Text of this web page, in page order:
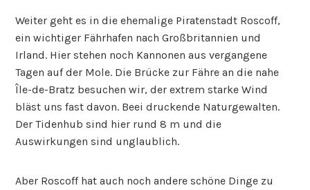
Weiter geht es in die ehemalige Piratenstadt Roscoff,
ein wichtiger Fährhafen nach Großbritannien und
Irland. Hier stehen noch Kannonen aus vergangene
Tagen auf der Mole. Die Brücke zur Fähre an die nahe
Île-de-Bratz besuchen wir, der extrem starke Wind
bläst uns fast davon. Beei druckende Naturgewalten.
Der Tidenhub sind hier rund 8 m und die
Auswirkungen sind unglaublich.
Aber Roscoff hat auch noch andere schöne Dinge zu